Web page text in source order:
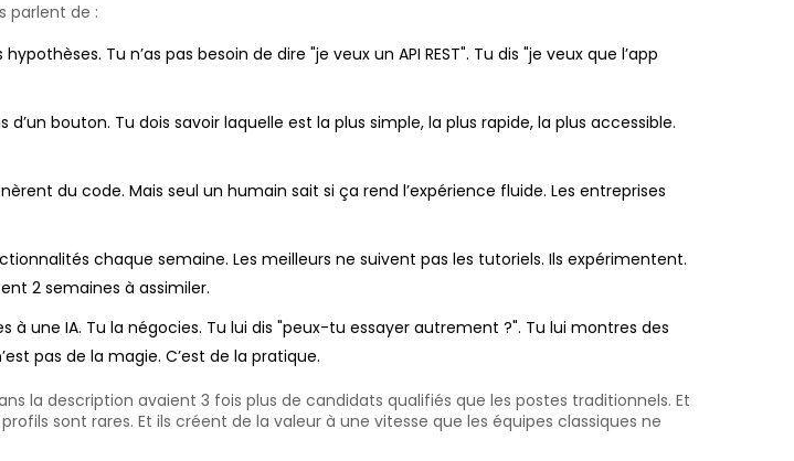
parlent de :
Tu n’as pas besoin de dire "je veux un API REST". Tu dis "je veux que l’app
d’un bouton. Tu dois savoir laquelle est la plus simple, la plus rapide, la plus accessible.
du code. Mais seul un humain sait si ça rend l’expérience fluide. Les entreprises
chaque semaine. Les meilleurs ne suivent pas les tutoriels. Ils expérimentent.
2 semaines à assimiler.
à une IA. Tu la négocies. Tu lui dis "peux-tu essayer autrement ?". Tu lui montres des
pas de la magie. C’est de la pratique.
la description avaient 3 fois plus de candidats qualifiés que les postes traditionnels. Et
sont rares. Et ils créent de la valeur à une vitesse que les équipes classiques ne